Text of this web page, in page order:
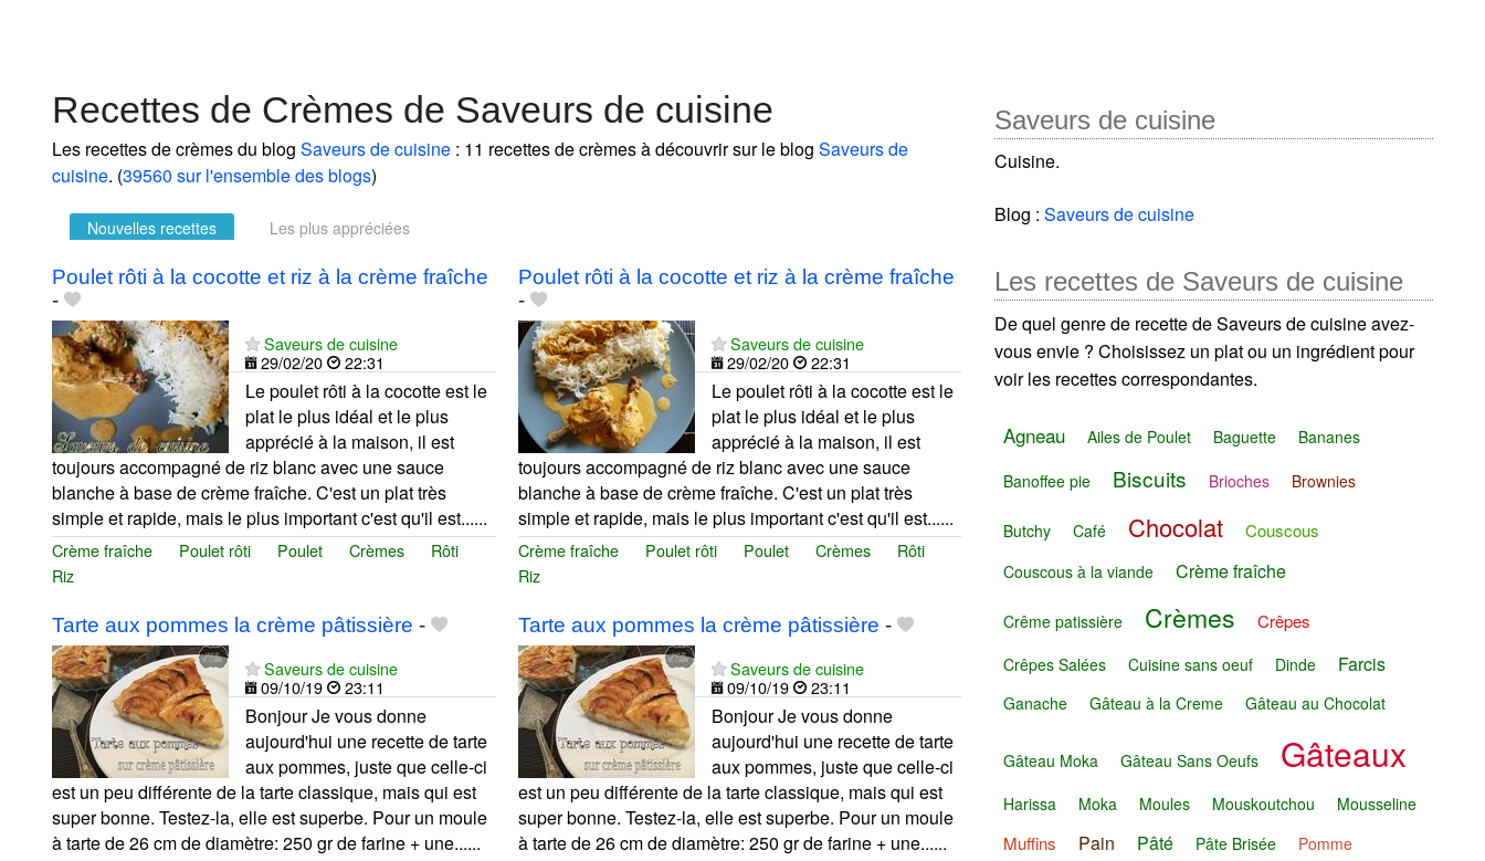
Recettes de Crèmes de Saveurs de cuisine
Les recettes de crèmes du blog Saveurs de cuisine : 11 recettes de crèmes à découvrir sur le blog Saveurs de
cuisine. (39560 sur l'ensemble des blogs)
Nouvelles recettes Les plus appréciées
Poulet rôti à la cocotte et riz à la crème fraîche
-
Saveurs de cuisine
29/02/20
22:31
Le poulet rôti à la cocotte est le
plat le plus idéal et le plus
apprécié à la maison, il est
toujours accompagné de riz blanc avec une sauce
blanche à base de crème fraîche. C'est un plat très
simple et rapide, mais le plus important c'est qu'il est......
Crème fraîche Poulet rôti Poulet Crèmes
Rôti
Riz
Poulet rôti à la cocotte et riz à la crème fraîche
-
Saveurs de cuisine
29/02/20
22:31
Le poulet rôti à la cocotte est le
plat le plus idéal et le plus
apprécié à la maison, il est
toujours accompagné de riz blanc avec une sauce
blanche à base de crème fraîche. C'est un plat très
simple et rapide, mais le plus important c'est qu'il est......
Crème fraîche Poulet rôti Poulet Crèmes
Rôti
Riz
Tarte aux pommes la crème pâtissière -
Saveurs de cuisine
09/10/19
23:11
Bonjour Je vous donne
aujourd'hui une recette de tarte
aux pommes, juste que celle-ci
est un peu différente de la tarte classique, mais qui est
super bonne. Testez-la, elle est superbe. Pour un moule
à tarte de 26 cm de diamètre: 250 gr de farine + une......
Tarte aux pommes la crème pâtissière -
Saveurs de cuisine
09/10/19
23:11
Bonjour Je vous donne
aujourd'hui une recette de tarte
aux pommes, juste que celle-ci
est un peu différente de la tarte classique, mais qui est
super bonne. Testez-la, elle est superbe. Pour un moule
à tarte de 26 cm de diamètre: 250 gr de farine + une......
Saveurs de cuisine
Cuisine.
Blog :Saveurs de cuisine
Les recettes de Saveurs de cuisine
De quel genre de recette de Saveurs de cuisine avez-
vous envie ? Choisissez un plat ou un ingrédient pour
voir les recettes correspondantes.
Agneau Ailes de Poulet Baguette
Bananes
Banoffee pie
Biscuits Brioches Brownies
Butchy Café Chocolat Couscous
Couscous à la viande Crème fraîche
Crême patissière Crèmes Crêpes
Crêpes Salées Cuisine sans oeuf Dinde Farcis
Ganache Gâteau à la Creme Gâteau au Chocolat
Gâteau Moka Gâteau Sans Oeufs Gâteaux
Harissa Moka Moules Mouskoutchou Mousseline
Muffins Pain Pâté Pâte Brisée Pomme